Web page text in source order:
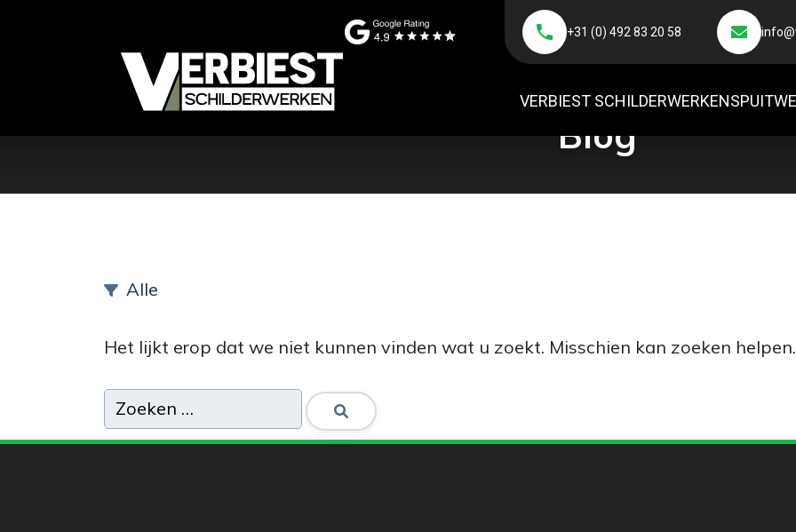
+31 (0) 492 83 20 58
VERBIEST SCHILDERWERKEN
Betrouwbaar en deskundig Geen klus te groot
Blog
Alle
Het lijkt erop dat we niet kunnen vinden wat u zoekt. Misschien kan zoeken helpen.